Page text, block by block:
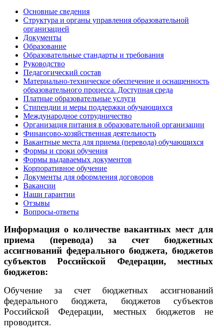
Основные сведения
Структура и органы управления образовательной
организацией
Документы
Образование
Образовательные стандарты и требования
Руководство
Педагогический состав
Материально-техническое обеспечение и оснащенность
образовательного процесса. Доступная среда
Платные образовательные услуги
Стипендии и меры поддержки обучающихся
Международное сотрудничество
Организация питания в образовательной организации
Финансово-хозяйственная деятельность
Вакантные места для приема (перевода) обучающихся
Формы и сроки обучения
Формы выдаваемых документов
Корпоративное обучение
Документы для оформления договоров
Вакансии
Наши гарантии
Отзывы
Вопросы-ответы
Информация о количестве вакантных мест для
приема (перевода) за счет бюджетных
ассигнований федерального бюджета, бюджетов
субъектов Российской Федерации, местных
бюджетов:
Обучение за счет бюджетных ассигнований
федерального бюджета, бюджетов субъектов
Российской Федерации, местных бюджетов не
проводится.